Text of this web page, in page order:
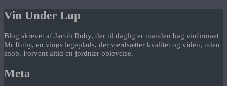
Vin Under Lup
Blog skrevet af Jacob Ruby, der til daglig er manden bag vinfirmaet
Mr Ruby, en vinøs legeplads, der værdsætter kvalitet og viden, uden
snob. Forvent altid en jordnær oplevelse.
Meta